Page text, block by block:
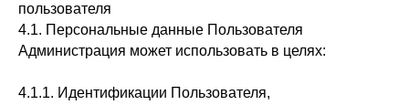
пользователя
4.1. Персональные данные Пользователя
Администрация может использовать в целях:
4.1.1. Идентификации Пользователя,